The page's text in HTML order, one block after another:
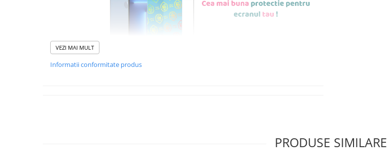
Materialul folosit in producerea foliilorNU
VEZI MAI MULT
Informatii conformitate produs
PRODUSE SIMILARE